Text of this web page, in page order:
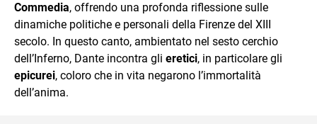
Commedia, offrendo una profonda riflessione sulle
dinamiche politiche e personali della Firenze del XIII
secolo. In questo canto, ambientato nel sesto cerchio
dell’Inferno, Dante incontra gli eretici, in particolare gli
epicurei, coloro che in vita negarono l’immortalità
dell’anima.​